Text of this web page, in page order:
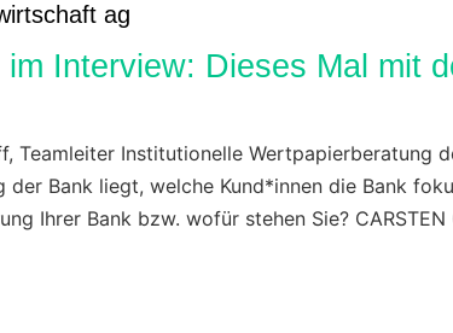
ag
Interview: Dieses Mal mit
Teamleiter Institutionelle
Bank liegt, welche Kund*innen die Bank
Ihrer Bank bzw. wofür stehen Sie?